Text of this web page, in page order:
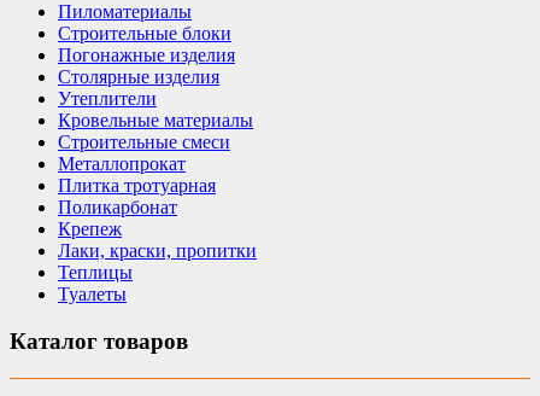
Пиломатериалы
Строительные блоки
Погонажные изделия
Столярные изделия
Утеплители
Кровельные материалы
Строительные смеси
Металлопрокат
Плитка тротуарная
Поликарбонат
Крепеж
Лаки, краски, пропитки
Теплицы
Туалеты
Каталог товаров